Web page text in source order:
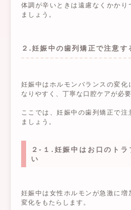
体調が辛いときは遠慮なくかかり
ましょう。
２.妊娠中の歯列矯正で注意す
妊娠中はホルモンバランスの変化
なりやすく、丁寧な口腔ケアが必要
ここでは、妊娠中の歯列矯正で注
ましょう。
２-１.妊娠中はお口のトラ
い
妊娠中は女性ホルモンが急激に増
変化をもたらします。